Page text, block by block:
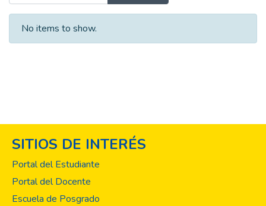
No items to show.
SITIOS DE INTERÉS
Portal del Estudiante
Portal del Docente
Escuela de Posgrado